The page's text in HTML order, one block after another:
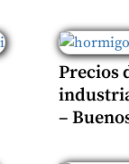
Precios
–